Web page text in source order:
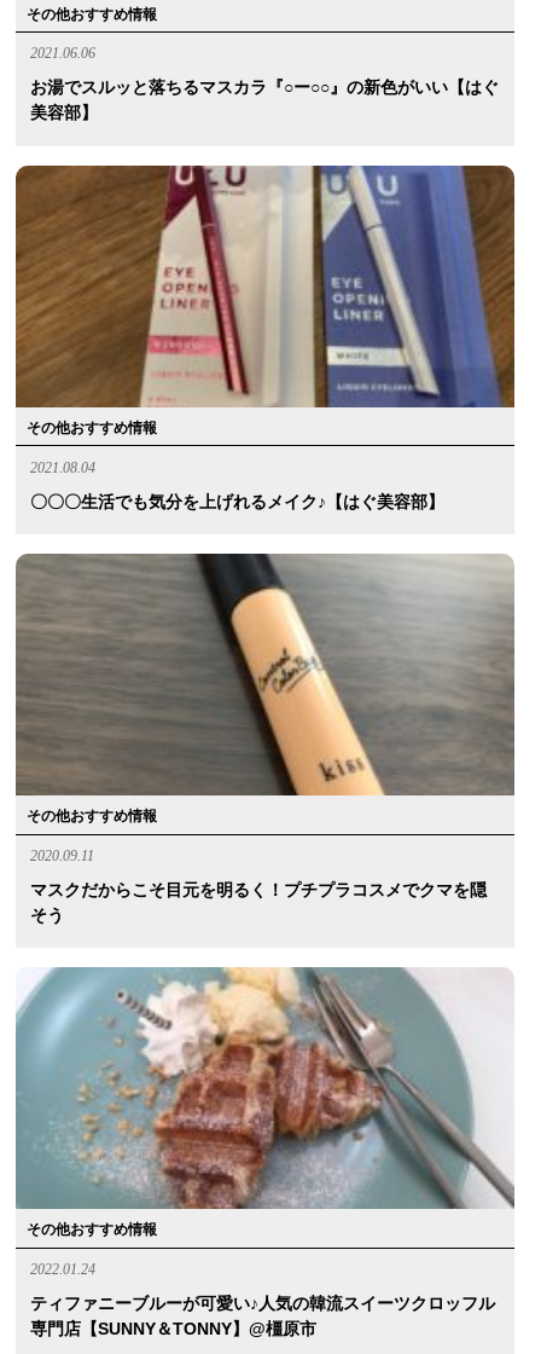
その他おすすめ情報
2021.06.06
お湯でスルッと落ちるマスカラ『○ー○○』の新色がいい【はぐ
美容部】
その他おすすめ情報
2021.08.04
〇〇〇生活でも気分を上げれるメイク♪【はぐ美容部】
その他おすすめ情報
2020.09.11
マスクだからこそ目元を明るく！プチプラコスメでクマを隠
そう
その他おすすめ情報
2022.01.24
ティファニーブルーが可愛い♪人気の韓流スイーツクロッフル
専門店【SUNNY＆TONNY】@橿原市